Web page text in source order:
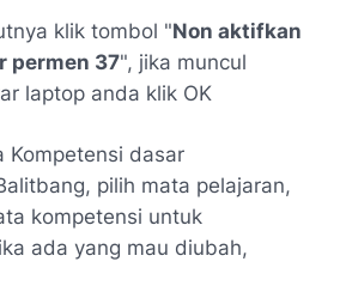
klik tombol "Non aktifkan
permen 37", jika muncul
laptop anda klik OK
Kompetensi dasar
pilih mata pelajaran,
kompetensi untuk
ada yang mau diubah,